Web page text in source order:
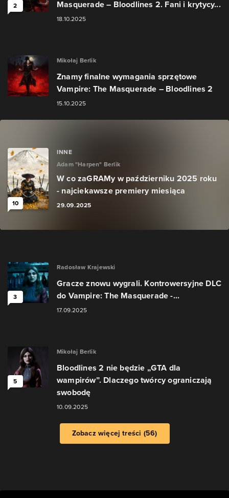
2 Masquerade – Bloodlines 2. Fani i krytycy...
18.10.2025
Mikołaj Berlik
Znamy finalne wymagania sprzętowe
Vampire: The Masquerade – Bloodlines 2
15.10.2025
10
INNE
Adam "Harpen" Berlik
W co zaGRAMy w październiku 2025 roku
- najciekawsze premiery miesiąca
29.09.2025
3
Radosław Krajewski
Gracze znowu wygrali. Kontrowersyjne DLC
do Vampire: The Masquerade -...
17.09.2025
5
Mikołaj Berlik
Bloodlines 2 nie będzie „GTA dla
wampirów”. Dlaczego twórcy ograniczają
swobodę
10.09.2025
Zobacz więcej treści (56)